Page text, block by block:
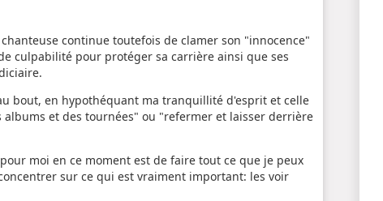
continue toutefois de clamer son "innocence"
culpabilité pour protéger sa carrière ainsi que ses
bout, en hypothéquant ma tranquillité d'esprit et celle
et des tournées" ou "refermer et laisser derrière
moi en ce moment est de faire tout ce que je peux
sur ce qui est vraiment important: les voir